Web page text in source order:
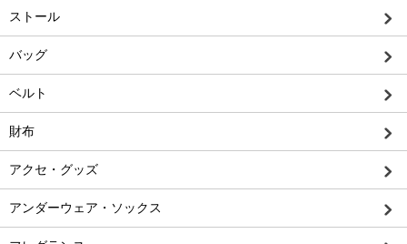
ストール
バッグ
ベルト
財布
アクセ・グッズ
アンダーウェア・ソックス